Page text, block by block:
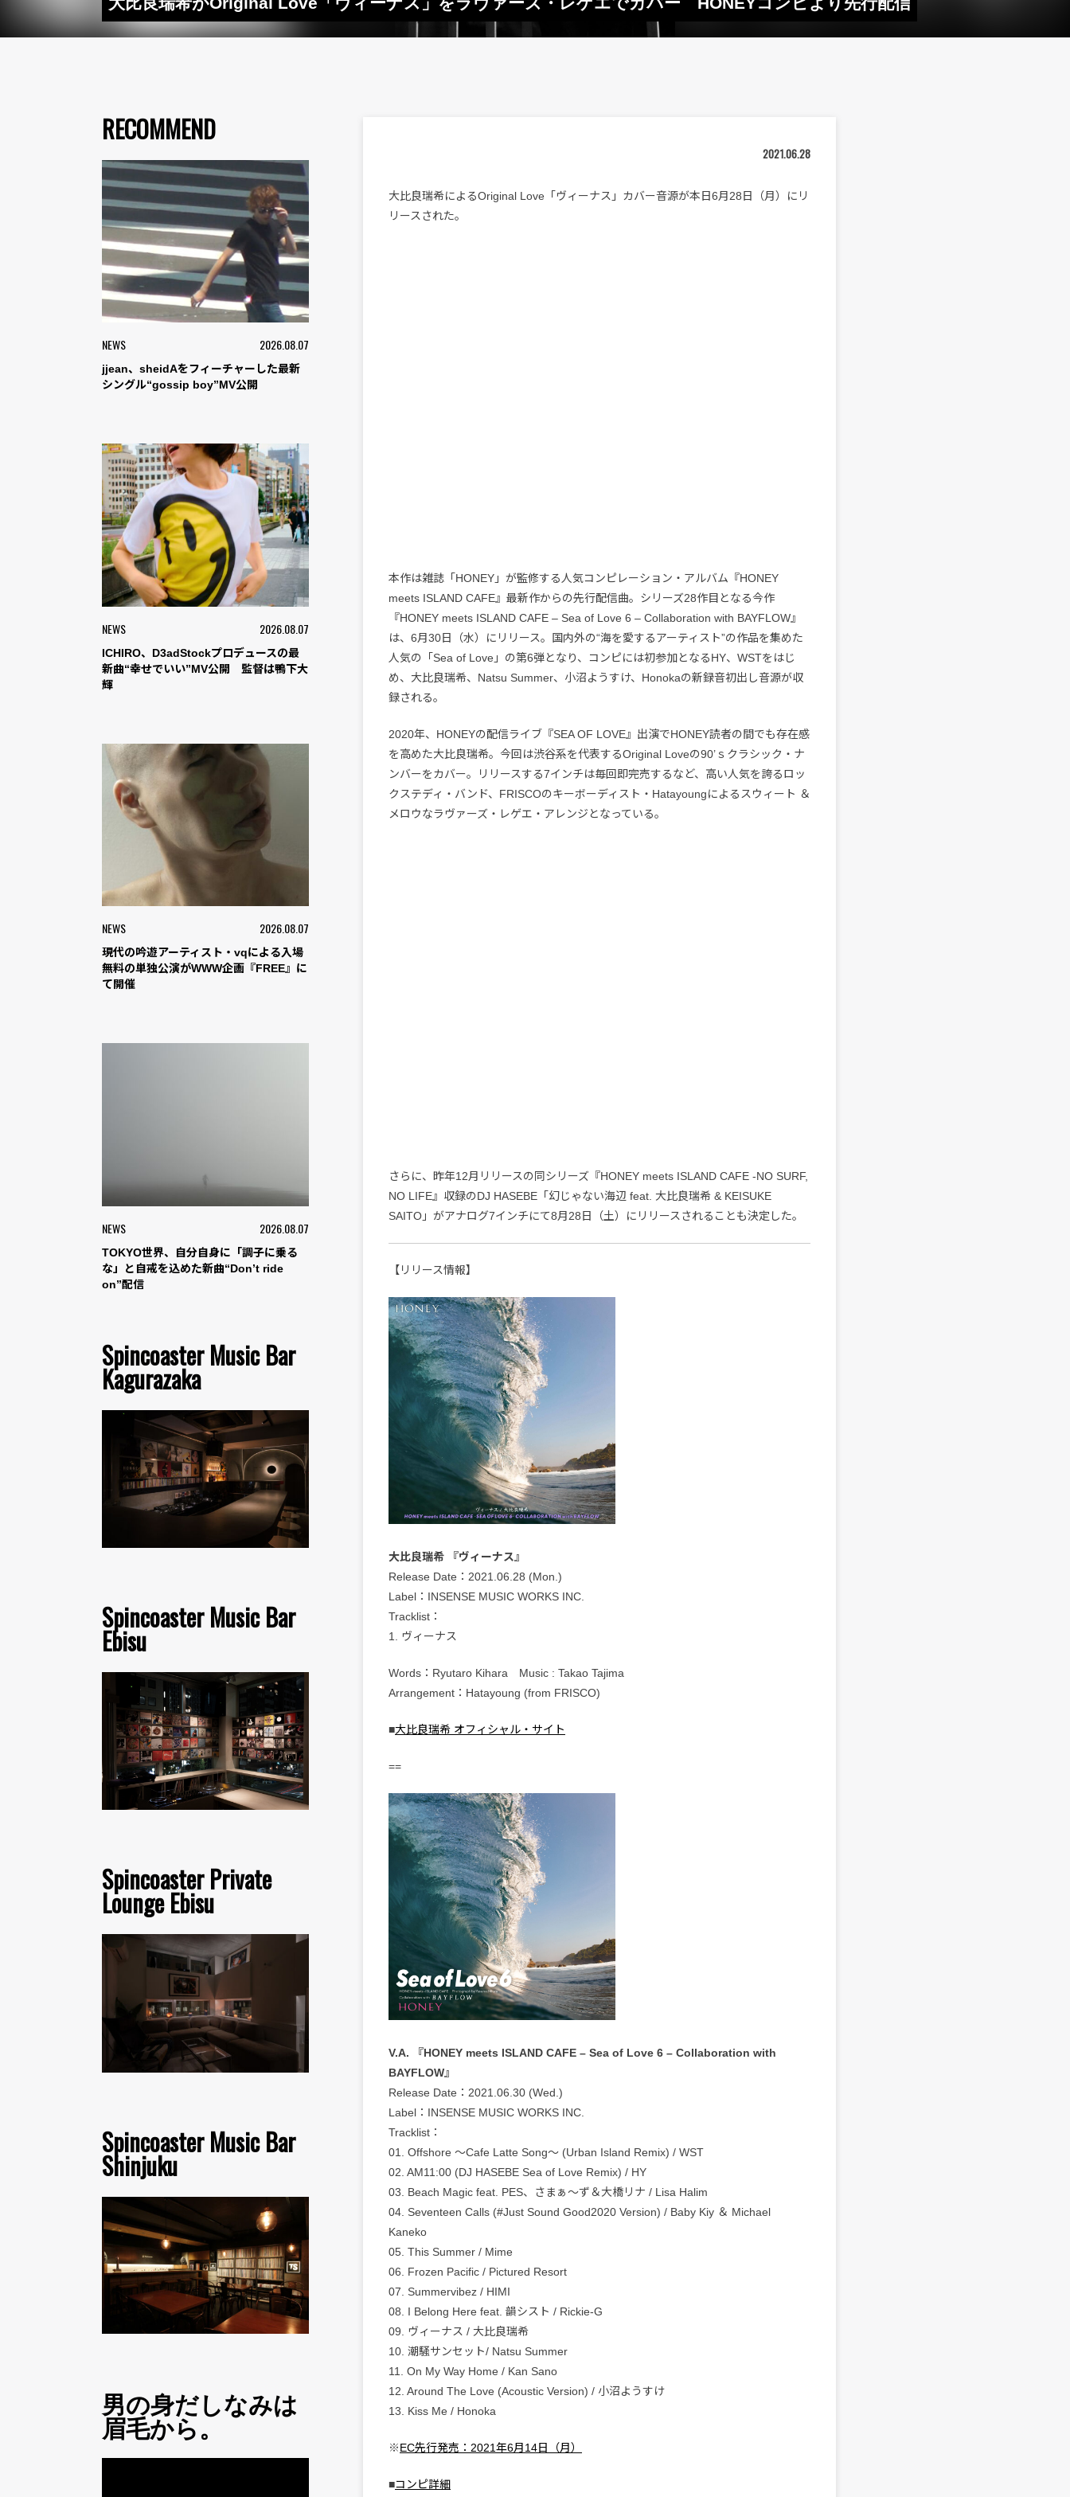
RECOMMEND
NEWS 2026.08.07
jjean、sheidAをフィーチャーした最新
シングル“gossip boy”MV公開
NEWS 2026.08.07
ICHIRO、D3adStockプロデュースの最
新曲“幸せでいい”MV公開 監督は鴨下大
輝
NEWS 2026.08.07
現代の吟遊アーティスト・vqによる入場
無料の単独公演がWWW企画『FREE』に
て開催
NEWS 2026.08.07
TOKYO世界、自分自身に「調子に乗る
な」と自戒を込めた新曲“Don’t ride
on”配信
Spincoaster Music Bar
Kagurazaka
Spincoaster Music Bar
Ebisu
Spincoaster Private
Lounge Ebisu
Spincoaster Music Bar
Shinjuku
男の身だしなみは
眉毛から。
2021.06.28
大比良瑞希によるOriginal Love「ヴィーナス」カバー音源が本日6月28日（月）にリ
リースされた。
本作は雑誌「HONEY」が監修する人気コンピレーション・アルバム『HONEY
meets ISLAND CAFE』最新作からの先行配信曲。シリーズ28作目となる今作
『HONEY meets ISLAND CAFE – Sea of Love 6 – Collaboration with BAYFLOW』
は、6月30日（水）にリリース。国内外の“海を愛するアーティスト”の作品を集めた
人気の「Sea of Love」の第6弾となり、コンピには初参加となるHY、WSTをはじ
め、大比良瑞希、Natsu Summer、小沼ようすけ、Honokaの新録音初出し音源が収
録される。
2020年、HONEYの配信ライブ『SEA OF LOVE』出演でHONEY読者の間でも存在感
を高めた大比良瑞希。今回は渋谷系を代表するOriginal Loveの90’ｓクラシック・ナ
ンバーをカバー。リリースする7インチは毎回即完売するなど、高い人気を誇るロッ
クステディ・バンド、FRISCOのキーボーディスト・Hatayoungによるスウィート ＆
メロウなラヴァーズ・レゲエ・アレンジとなっている。
さらに、昨年12月リリースの同シリーズ『HONEY meets ISLAND CAFE -NO SURF,
NO LIFE』収録のDJ HASEBE「幻じゃない海辺 feat. 大比良瑞希 & KEISUKE
SAITO」がアナログ7インチにて8月28日（土）にリリースされることも決定した。
【リリース情報】
大比良瑞希 『ヴィーナス』
Release Date：2021.06.28 (Mon.)
Label：INSENSE MUSIC WORKS INC.
Tracklist：
1. ヴィーナス
Words：Ryutaro Kihara Music : Takao Tajima
Arrangement：Hatayoung (from FRISCO)
■大比良瑞希 オフィシャル・サイト
==
V.A. 『HONEY meets ISLAND CAFE – Sea of Love 6 – Collaboration with
BAYFLOW』
Release Date：2021.06.30 (Wed.)
Label：INSENSE MUSIC WORKS INC.
Tracklist：
01. Offshore 〜Cafe Latte Song〜 (Urban Island Remix) / WST
02. AM11:00 (DJ HASEBE Sea of Love Remix) / HY
03. Beach Magic feat. PES、さまぁ～ず＆大橋リナ / Lisa Halim
04. Seventeen Calls (#Just Sound Good2020 Version) / Baby Kiy ＆ Michael
Kaneko
05. This Summer / Mime
06. Frozen Pacific / Pictured Resort
07. Summervibez / HIMI
08. I Belong Here feat. 韻シスト / Rickie-G
09. ヴィーナス / 大比良瑞希
10. 潮騒サンセット/ Natsu Summer
11. On My Way Home / Kan Sano
12. Around The Love (Acoustic Version) / 小沼ようすけ
13. Kiss Me / Honoka
※EC先行発売：2021年6月14日（月）
■コンピ詳細